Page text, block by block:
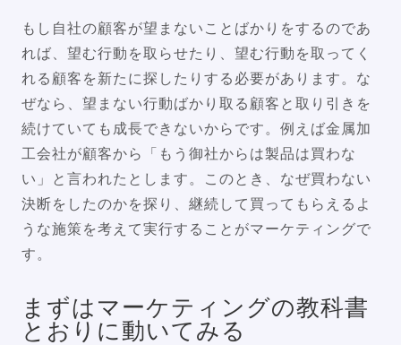
もし自社の顧客が望まないことばかりをするのであ
れば、望む行動を取らせたり、望む行動を取ってく
れる顧客を新たに探したりする必要があります。な
ぜなら、望まない行動ばかり取る顧客と取り引きを
続けていても成長できないからです。例えば金属加
工会社が顧客から「もう御社からは製品は買わな
い」と言われたとします。このとき、なぜ買わない
決断をしたのかを探り、継続して買ってもらえるよ
うな施策を考えて実行することがマーケティングで
す。
まずはマーケティングの教科書
とおりに動いてみる